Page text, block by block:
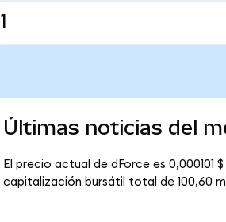
Últimas noticias del
El precio actual de dForce es 0,000101
capitalización bursátil total de 100,60